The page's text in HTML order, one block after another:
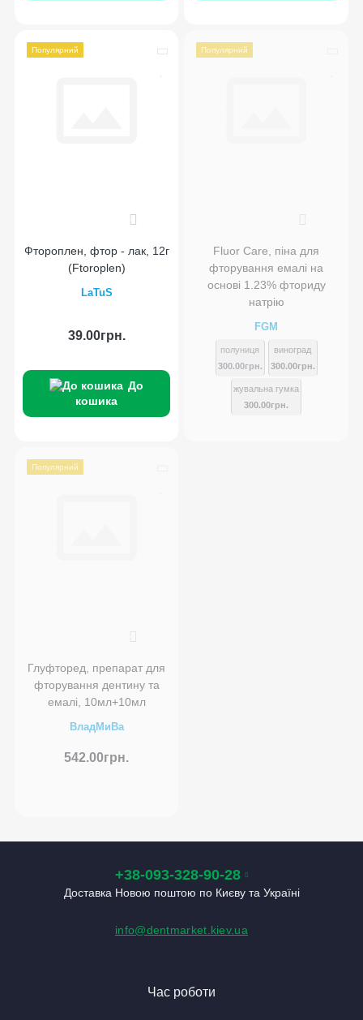
Популярний
Фтороплен, фтор - лак, 12г
(Ftoroplen)
LaTuS
39.00грн.
До
кошика
Популярний
Fluor Care, піна для
фторування емалі на
основі 1.23% фториду
натрію
FGM
полуниця
300.00грн.
виноград
300.00грн.
жувальна гумка
300.00грн.
Популярний
Глуфторед, препарат для
фторування дентину та
емалі, 10мл+10мл
ВладМиВа
542.00грн.
+38-093-328-90-28
Доставка Новою поштою по Києву та Україні
info@dentmarket.kiev.ua
Час роботи